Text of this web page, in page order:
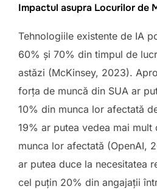
Impactul asupra Locurilor de
Tehnologiile existente de IA
60% și 70% din timpul de
astăzi (McKinsey, 2023).
forța de muncă din SUA ar
10% din munca lor afectată
19% ar putea vedea mai mult
munca lor afectată (OpenAI,
ar putea duce la necesitatea
cel puțin 20% din angajații